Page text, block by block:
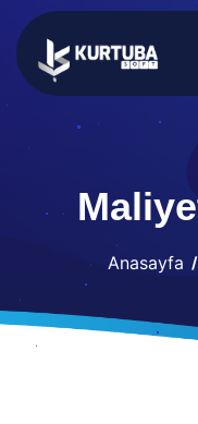
Anasayfa